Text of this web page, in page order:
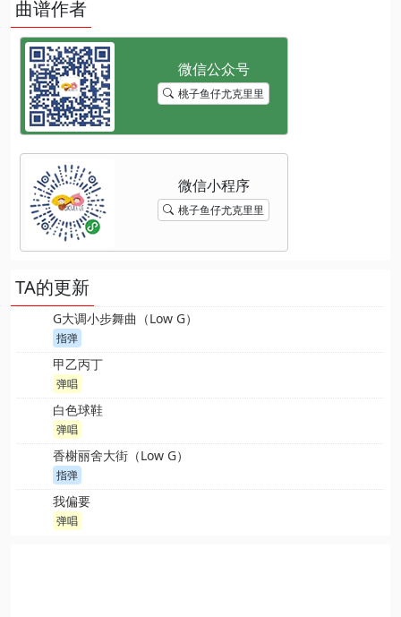
曲谱作者
桃子鱼仔尤克里里
桃子鱼仔尤克里里
TA的更新
G大调小步舞曲（Low G）
指弹
甲乙丙丁
弹唱
白色球鞋
弹唱
香榭丽舍大街（Low G）
指弹
我偏要
弹唱